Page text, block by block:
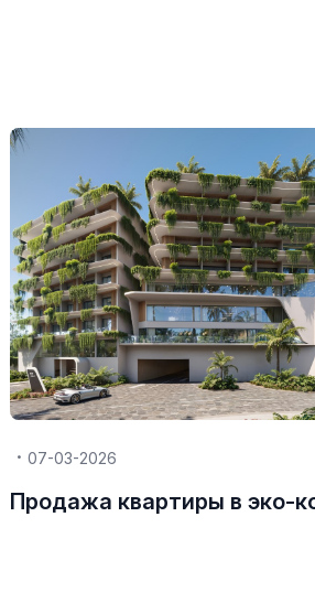
07-03-2026
Продажа квартиры в эко-